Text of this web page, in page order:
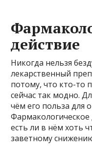
действие
Никогда нельзя
лекарственный
потому, что кто-то
сейчас так модно.
чём его польза для
есть ли в нём хоть
заветному